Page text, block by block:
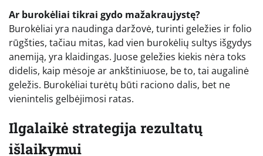
Ar burokėliai tikrai gydo mažakraujystę?
Burokėliai yra naudinga daržovė, turinti geležies ir folio
rūgšties, tačiau mitas, kad vien burokėlių sultys išgydys
anemiją, yra klaidingas. Juose geležies kiekis nėra toks
didelis, kaip mėsoje ar ankštiniuose, be to, tai augalinė
geležis. Burokėliai turėtų būti raciono dalis, bet ne
vienintelis gelbėjimosi ratas.
Ilgalaikė strategija rezultatų
išlaikymui